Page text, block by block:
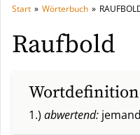
Start » Wörterbuch »
Raufbold
1.) abwertend: